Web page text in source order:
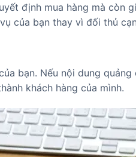
định mua hàng mà còn
của bạn thay vì đối thủ
bạn. Nếu nội dung
khách hàng của mình.